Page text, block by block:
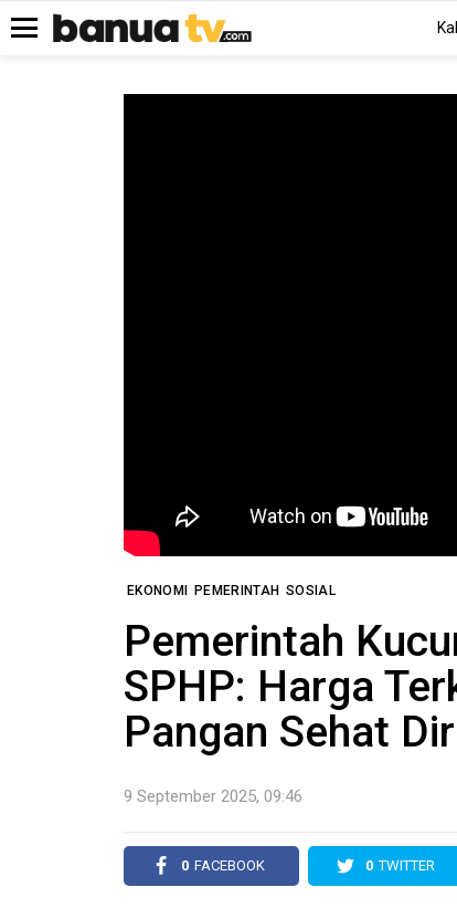
EKONOMI PEMERINTAH SOSIAL
Pemerintah
SPHP: Harga
Pangan Sehat
9 September 2025, 09:46
0 FACEBOOK 0 TWITTER